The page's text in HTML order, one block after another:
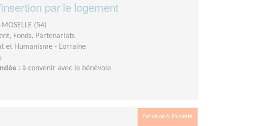
par le logement
(54)
Fonds, Partenariats
et Humanisme - Lorraine
: à convenir avec le bénévole
Exclusion & Pauvreté